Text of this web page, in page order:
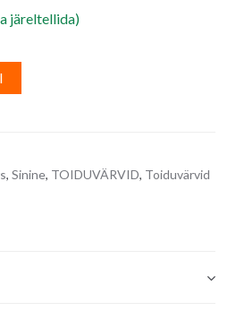
järeltellida)
n
, Sinine, TOIDUVÄRVID, Toiduvärvid